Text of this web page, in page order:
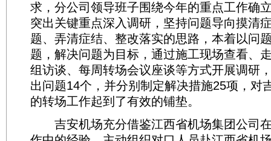
求，分公司领导班子围绕今年的重点工作确
突出关键重点深入调研，坚持问题导向摸清
题、弄清症结、整改落实的思路，本着以问
题，解决问题为目标，通过施工现场查看、
组访谈、每周转场会议座谈等方式开展调研
出问题14个，并分别制定解决措施25项，对
的转场工作起到了有效的铺垫。
吉安机场充分借鉴江西省机场集团公司